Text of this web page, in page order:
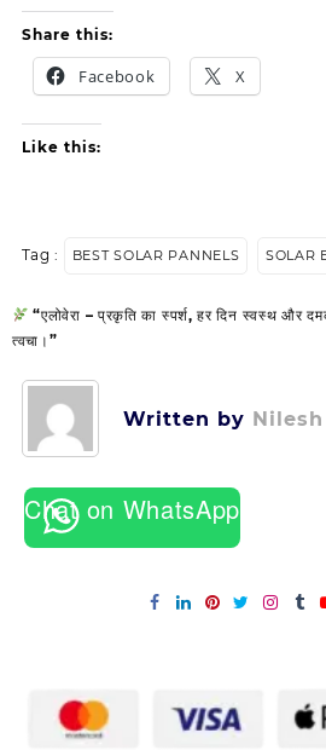
Share this:
Facebook X
Like this:
Tag : BEST SOLAR PANNELS SOLAR
Post
navigation
“एलोवेरा – प्रकृति का स्पर्श, हर दिन स्वस्थ और
त्वचा।”
Written by
Chat on WhatsApp